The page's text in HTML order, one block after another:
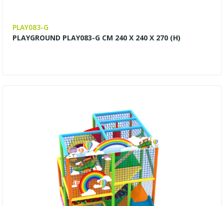
PLAY083-G
PLAYGROUND PLAY083-G CM 240 X 240 X 270 (H)